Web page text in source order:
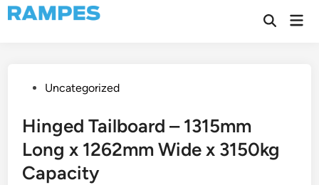
Skip
to
Open
PostedUncategorized
Hinged Tailboard – 1315mm
Long x 1262mm Wide x 3150kg
Capacity